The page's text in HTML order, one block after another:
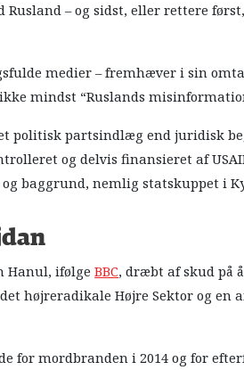
Rusland – og sidst, eller rettere
medier – fremhæver i sin
mindst “Ruslands
politisk partsindlæg end juridisk
og delvis finansieret af
baggrund, nemlig statskuppet i
Hanul, ifølgeBBC, dræbt af skud på
højreradikale Højre Sektor og en
for mordbranden i 2014 og for